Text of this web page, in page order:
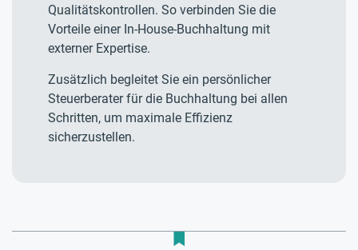
Qualitätskontrollen. So verbinden Sie die
Vorteile einer In-House-Buchhaltung mit
externer Expertise.
Zusätzlich begleitet Sie ein persönlicher
Steuerberater für die Buchhaltung bei allen
Schritten, um maximale Effizienz
sicherzustellen.